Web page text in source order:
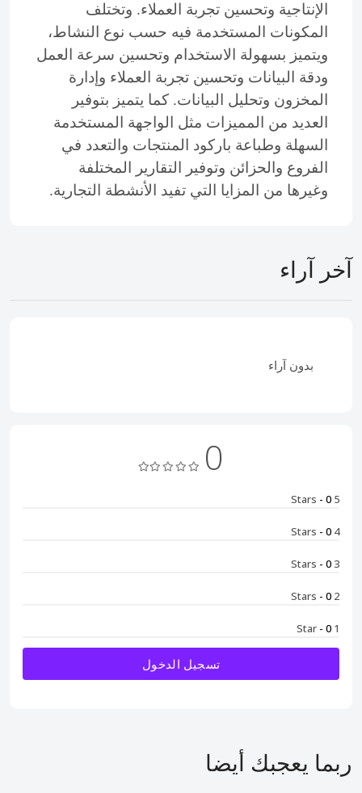
الإنتاجية وتحسين تجربة العملاء. وتختلف
المكونات المستخدمة فيه حسب نوع النشاط،
ويتميز بسهولة الاستخدام وتحسين سرعة العمل
ودقة البيانات وتحسين تجربة العملاء وإدارة
المخزون وتحليل البيانات. كما يتميز بتوفير
العديد من المميزات مثل الواجهة المستخدمة
السهلة وطباعة باركود المنتجات والتعدد في
الفروع والحزائن وتوفير التقارير المختلفة
وغيرها من المزايا التي تفيد الأنشطة التجارية.
آخر آراء
بدون آراء
0
5 Stars
- 0
4 Stars
- 0
3 Stars
- 0
2 Stars
- 0
1 Star
- 0
تسجيل الدخول
ربما يعجبك أيضا